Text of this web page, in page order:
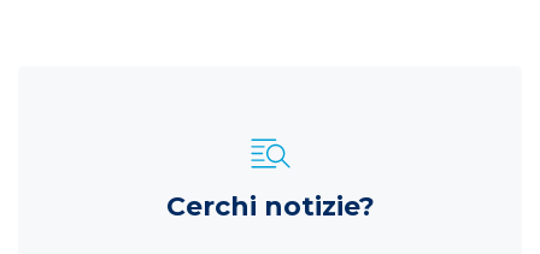
Cerchi notizie?